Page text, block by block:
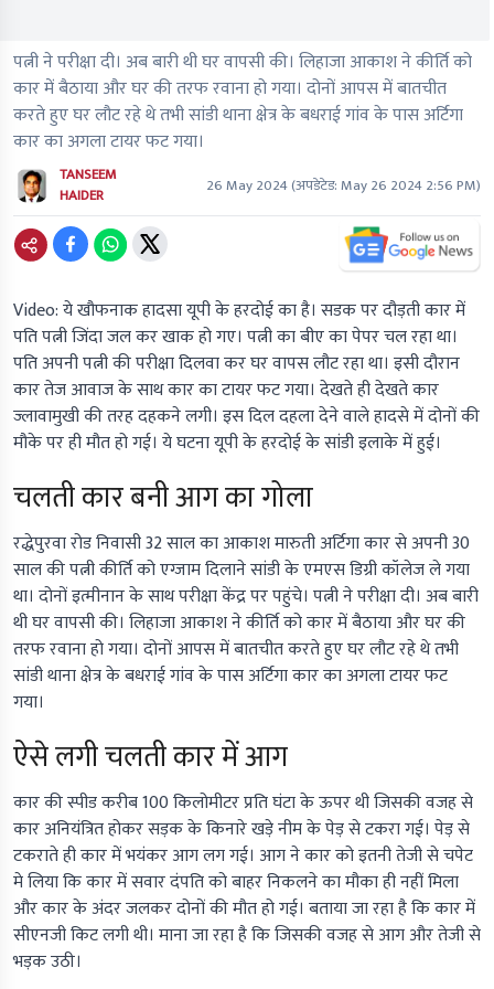
पत्नी ने परीक्षा दी। अब बारी थी घर वापसी की। लिहाजा आकाश ने कीर्ति को
कार में बैठाया और घर की तरफ रवाना हो गया। दोनों आपस में बातचीत
करते हुए घर लौट रहे थे तभी सांडी थाना क्षेत्र के बधराई गांव के पास अर्टिगा
कार का अगला टायर फट गया।
TANSEEM
HAIDER
26 May 2024(अपडेटेड:May 26 2024 2:56 PM)
Video: ये खौफनाक हादसा यूपी के हरदोई का है। सडक पर दौड़ती कार में
पति पत्नी जिंदा जल कर खाक हो गए। पत्नी का बीए का पेपर चल रहा था।
पति अपनी पत्नी की परीक्षा दिलवा कर घर वापस लौट रहा था। इसी दौरान
कार तेज आवाज के साथ कार का टायर फट गया। देखते ही देखते कार
ज्लावामुखी की तरह दहकने लगी। इस दिल दहला देने वाले हादसे में दोनों की
मौके पर ही मौत हो गई। ये घटना यूपी के हरदोई के सांडी इलाके में हुई।
चलती कार बनी आग का गोला
रद्धेपुरवा रोड निवासी 32 साल का आकाश मारुती अर्टिगा कार से अपनी 30
साल की पत्नी कीर्ति को एग्जाम दिलाने सांडी के एमएस डिग्री कॉलेज ले गया
था। दोनों इत्मीनान के साथ परीक्षा केंद्र पर पहुंचे। पत्नी ने परीक्षा दी। अब बारी
थी घर वापसी की। लिहाजा आकाश ने कीर्ति को कार में बैठाया और घर की
तरफ रवाना हो गया। दोनों आपस में बातचीत करते हुए घर लौट रहे थे तभी
सांडी थाना क्षेत्र के बधराई गांव के पास अर्टिगा कार का अगला टायर फट
गया।
ऐसे लगी चलती कार में आग
कार की स्पीड करीब 100 किलोमीटर प्रति घंटा के ऊपर थी जिसकी वजह से
कार अनियंत्रित होकर सड़क के किनारे खड़े नीम के पेड़ से टकरा गई। पेड़ से
टकराते ही कार में भयंकर आग लग गई। आग ने कार को इतनी तेजी से चपेट
मे लिया कि कार में सवार दंपति को बाहर निकलने का मौका ही नहीं मिला
और कार के अंदर जलकर दोनों की मौत हो गई। बताया जा रहा है कि कार में
सीएनजी किट लगी थी। माना जा रहा है कि जिसकी वजह से आग और तेजी से
भड़क उठी।